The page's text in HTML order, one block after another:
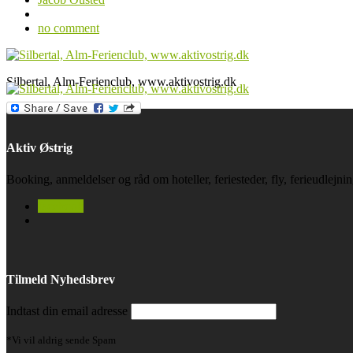
no comment
Silbertal, Alm-Ferienclub, www.aktivostrig.dk
Aktiv Østrig
Booking, anmeldelser og råd om hoteller, feriesteder, fly,
Tilmeld Nyhedsbrev
Indtast din email adresse
*Vi vil aldrig sende Spam